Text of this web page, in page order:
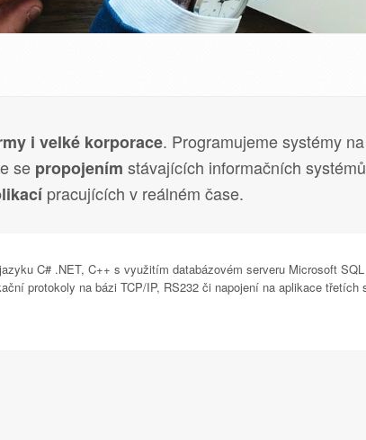
i velké korporace. Programujeme systémy
se propojením stávajících informačních systémů
pracujících v reálném čase.
C# .NET, C++ s využitím databázovém serveru Microsoft
protokoly na bázi TCP/IP, RS232 či napojení na aplikace třetích